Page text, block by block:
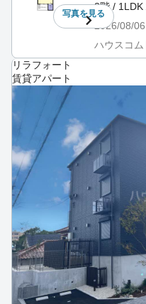
写真を見る
2階 / 1LDK
2026/08/06
ハウスコム
リラフォート
賃貸アパート